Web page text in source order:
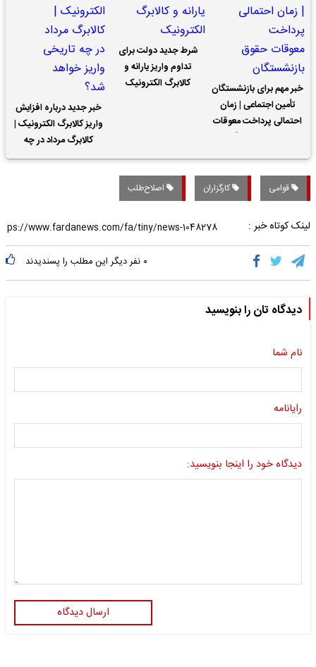
خبر مهم برای بازنشستگان
تأمین اجتماعی | زمان
احتمالی پرداخت معوقات
شرط جدید دولت برای
تداوم واریز یارانه و
کالابرگ الکترونیک
خبر جدید درباره افزایش
واریز کالابرگ الکترونیک |
کالابرگ مرداد در چه
تاریخی واریز خواهد شد؟
قوامی کارگزاران اصلاح‌طلب
لینک کوتاه خبر :
۰ نفر دیگر این مطلب را پسندیدند
دیدگاه تان را بنویسید
نام شما
رایانامه
دیدگاه خود را اینجا بنویسید:
ارسال دیدگاه